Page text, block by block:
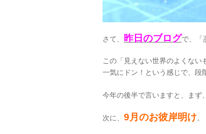
さて、 昨日のブログで、「
この「見えない世界のよくない
一気にドン！という感じで、段
今年の後半で言いますと、まず、
次に、 9月のお彼岸明け。